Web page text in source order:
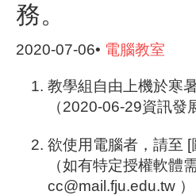
務。
2020-07-06• 電腦教室
教學組自由上機於寒
（2020-06-29資訊發
欲使用電腦者，請至
（如有特定授權軟體
cc@mail.fju.edu.tw ）